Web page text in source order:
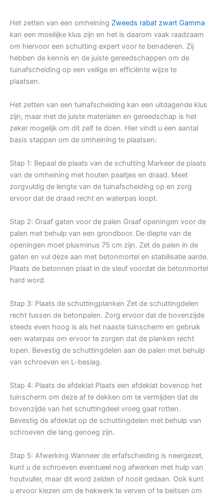
Het zetten van een omheining Zweeds rabat zwart Gamma
kan een moeilijke klus zijn en het is daarom vaak raadzaam
om hiervoor een schutting expert voor te benaderen. Zij
hebben de kennis en de juiste gereedschappen om de
tuinafscheiding op een veilige en efficiënte wijze te
plaatsen.
Het zetten van een tuinafscheiding kan een uitdagende klus
zijn, maar met de juiste materialen en gereedschap is het
zeker mogelijk om dit zelf te doen. Hier vindt u een aantal
basis stappen om de omheining te plaatsen:
Stap 1: Bepaal de plaats van de schutting Markeer de plaats
van de omheining met houten paaltjes en draad. Meet
zorgvuldig de lengte van de tuinafscheiding op en zorg
ervoor dat de draad recht en waterpas loopt.
Stap 2: Graaf gaten voor de palen Graaf openingen voor de
palen met behulp van een grondboor. De diepte van de
openingen moet plusminus 75 cm zijn. Zet de palen in de
gaten en vul deze aan met betonmortel en stabilisatie aarde.
Plaats de betonnen plaat in de sleuf voordat de betonmortel
hard word.
Stap 3: Plaats de schuttingplanken Zet de schuttingdelen
recht tussen de betonpalen. Zorg ervoor dat de bovenzijde
steeds even hoog is als het naaste tuinscherm en gebruik
een waterpas om ervoor te zorgen dat de planken recht
lopen. Bevestig de schuttingdelen aan de palen met behulp
van schroeven en L-beslag.
Stap 4: Plaats de afdeklat Plaats een afdeklat bovenop het
tuinscherm om deze af te dekken om te vermijden dat de
bovenzijde van het schuttingdeel vroeg gaat rotten.
Bevestig de afdeklat op de schuttingdelen met behulp van
schroeven die lang genoeg zijn.
Stap 5: Afwerking Wanneer de erfafscheiding is neergezet,
kunt u de schroeven eventueel nog afwerken met hulp van
houtvuller, maar dit word zelden of nooit gedaan. Ook kunt
u ervoor kiezen om de hekwerk te verven of te beitsen om